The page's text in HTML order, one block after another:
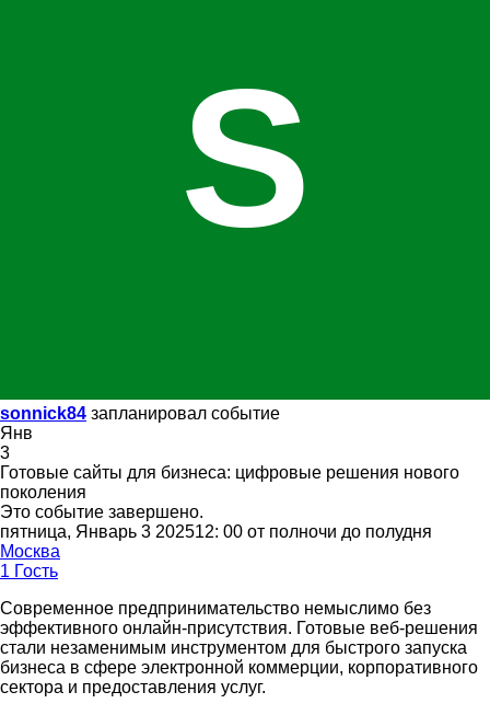
S
sonnick84 запланировал событие
Янв
3
Готовые сайты для бизнеса: цифровые решения нового
поколения
Это событие завершено.
пятница, Январь 3 202512: 00 от полночи до полудня
Москва
1 Гость
Современное предпринимательство немыслимо без
эффективного онлайн-присутствия. Готовые веб-решения
стали незаменимым инструментом для быстрого запуска
бизнеса в сфере электронной коммерции, корпоративного
сектора и предоставления услуг.